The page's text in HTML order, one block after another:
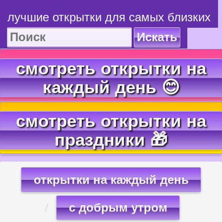
лучшие открытки для самых близких
Искать
смотреть открытки на
каждый день 😊
смотреть открытки на
праздники 🎁
открытки на каждый день
с добрым утром